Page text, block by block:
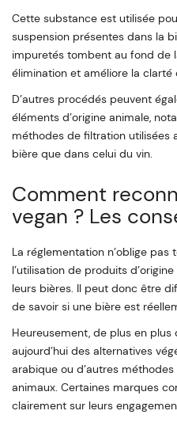
Cette substance est utilisée
suspension présentes dans la
impuretés tombent au fond de
élimination et améliore la clarté
D’autres procédés peuvent
éléments d’origine animale,
méthodes de filtration utilisées
bière que dans celui du vin.
Comment
vegan ? Les
La réglementation n’oblige
l’utilisation de produits
leurs bières. Il peut donc être
de savoir si une bière est
Heureusement, de plus en
aujourd’hui des alternatives
arabique ou d’autres
animaux. Certaines marques
clairement sur leurs